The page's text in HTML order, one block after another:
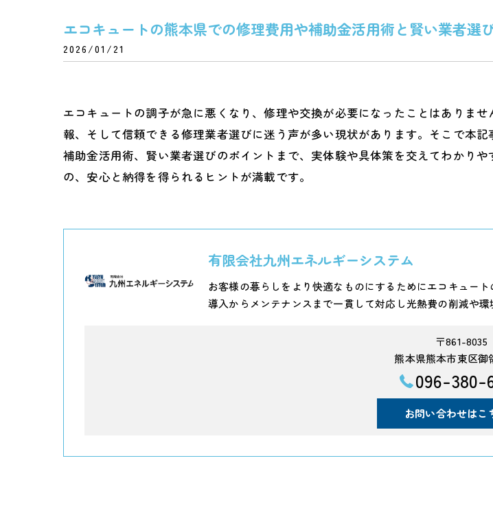
エコキュートの熊本県での修理費用や補助金活用術と賢い業者選
2026/01/21
エコキュートの調子が急に悪くなり、修理や交換が必要になったことはありま
報、そして信頼できる修理業者選びに迷う声が多い現状があります。そこで本
補助金活用術、賢い業者選びのポイントまで、実体験や具体策を交えてわかり
の、安心と納得を得られるヒントが満載です。
有限会社九州エネルギーシステム
お客様の暮らしをより快適なものにするためにエコキュー
導入からメンテナンスまで一貫して対応し光熱費の削減や環
〒861-8035
熊本県熊本市東区御
096-380-
お問い合わせはこ